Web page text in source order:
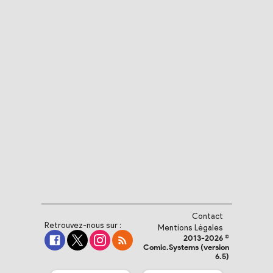
Retrouvez-nous sur :
Contact
Mentions Légales
2013-2026 ©
Comic.Systems (version
6.5)